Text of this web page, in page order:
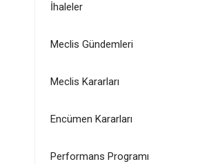
İhaleler
Meclis Gündemleri
Meclis Kararları
Encümen Kararları
Performans Programı